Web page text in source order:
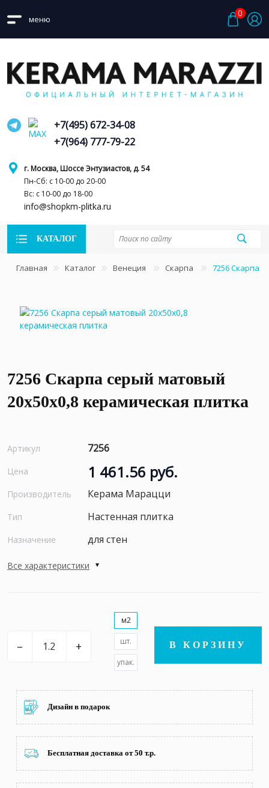
меню
0
г. Москва, Шоссе Энтузиастов, д. 54
Пн-Сб: с 10-00 до 20-00
Вс: с 10-00 до 18-00
info@shopkm-plitka.ru
+7(495) 672-34-08
+7(964) 777-79-22
КАТАЛОГ
Главная Каталог Венеция Скарпа 7256 Скарпа
7256 Скарпа серый матовый
20x50x0,8 керамическая плитка
Артикул 7256
Цена 1 461.56 руб.
Производитель Керама Марацци
Тип Настенная плитка
Назначение для стен
Все характеристики
– +
м2
шт.
упак.
В КОРЗИНУ
Дизайн в подарок
Бесплатная доставка от 50 т.р.